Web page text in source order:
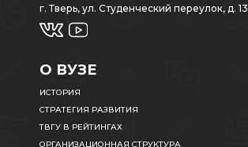
г. Тверь, ул. Студенческий переулок, д. 13
О ВУЗЕ
ИСТОРИЯ
СТРАТЕГИЯ РАЗВИТИЯ
ТВГУ В РЕЙТИНГАХ
ОРГАНИЗАЦИОННАЯ СТРУКТУРА